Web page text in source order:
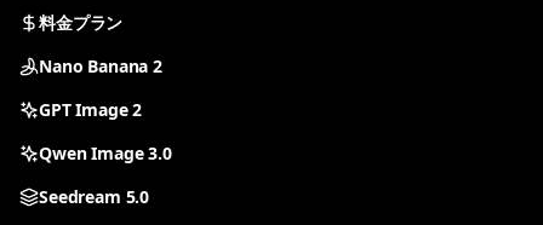
料金プラン
Nano Banana 2
GPT Image 2
Qwen Image 3.0
Seedream 5.0